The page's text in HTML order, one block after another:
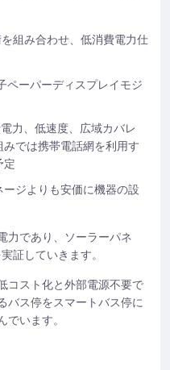
組み合わせ、低消費電力仕
ペーパーディスプレイモジ
力、低速度、広域カバレ
では携帯電話網を利用す
定
ジよりも安価に機器の設
力であり、ソーラーパネ
証していきます。
コスト化と外部電源不要で
バス停をスマートバス停に
います。